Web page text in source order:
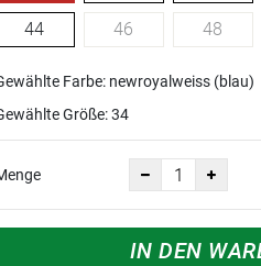
44 46 48
Farbe: newroyalweiss (blau)
Größe:34
IN DEN